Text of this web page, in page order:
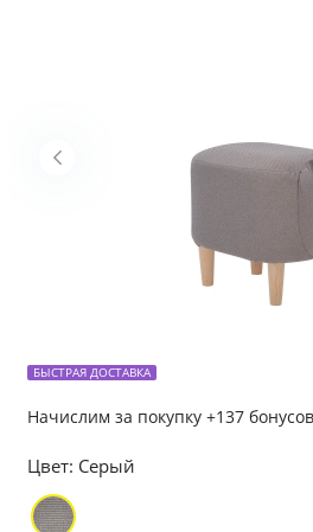
БЫСТРАЯ ДОСТАВКА
Начислим за покупку +137 бонусов
Цвет: Серый